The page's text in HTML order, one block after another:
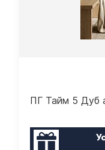
ПГ Тайм 5 Дуб